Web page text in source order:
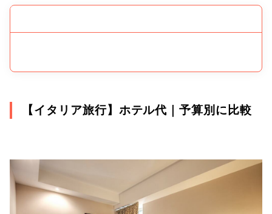
【イタリア旅行】ホテル代｜予算別に比較